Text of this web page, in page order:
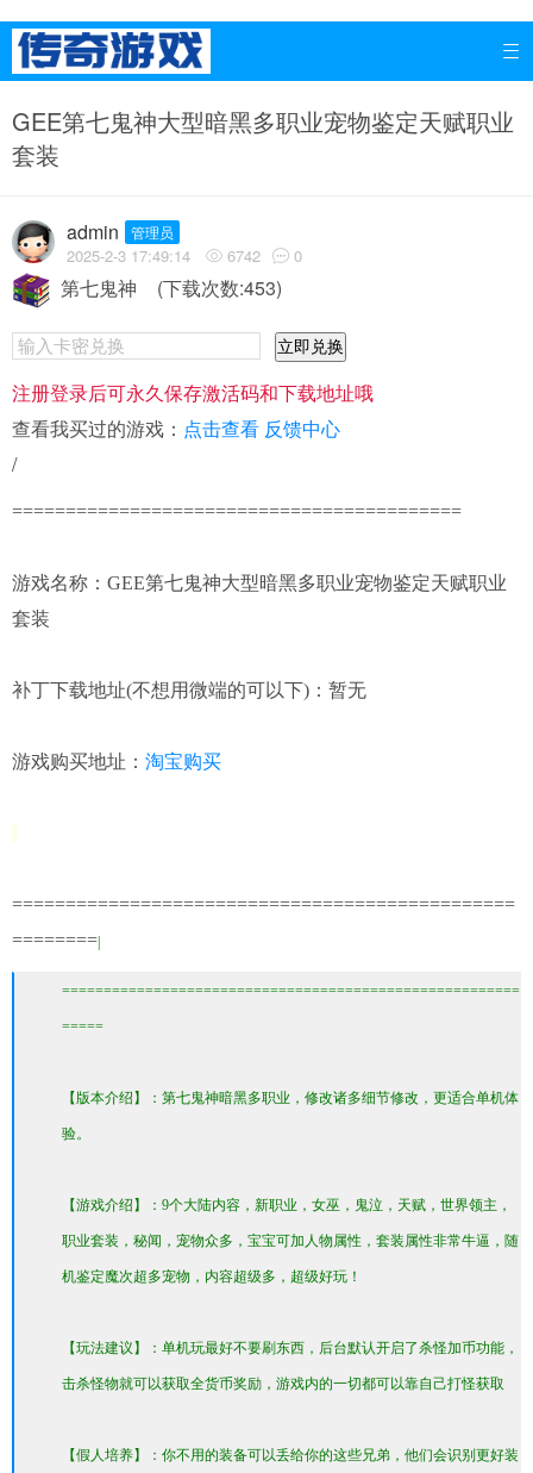

GEE第七鬼神大型暗黑多职业宠物鉴定天赋职业
套装
admin 管理员
2025-2-3 17:49:14  6742  0
第七鬼神 (下载次数:453)
立即兑换
注册登录后可永久保存激活码和下载地址哦
查看我买过的游戏： 点击查看 反馈中心
/
==========================================
游戏名称：GEE第七鬼神大型暗黑多职业宠物鉴定天赋职业
套装
补丁下载地址(不想用微端的可以下)：暂无
游戏购买地址： 淘宝购买
===============================================
========
=======================================================
=====
【版本介绍】：第七鬼神暗黑多职业，修改诸多细节修改，更适合单机体
验。
【游戏介绍】：9个大陆内容，新职业，女巫，鬼泣，天赋，世界领主，
职业套装，秘闻，宠物众多，宝宝可加人物属性，套装属性非常牛逼，随
机鉴定魔次超多宠物，内容超级多，超级好玩！
【玩法建议】：单机玩最好不要刷东西，后台默认开启了杀怪加币功能，
击杀怪物就可以获取全货币奖励，游戏内的一切都可以靠自己打怪获取
【假人培养】：你不用的装备可以丢给你的这些兄弟，他们会识别更好装